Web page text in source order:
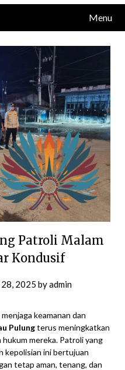
Menu
Patroli Malam
Kondusif
2025 byadmin
keamanan dan
Pulungterus meningkatkan
hukum mereka. Patroli yang
kepolisian ini bertujuan
tetap aman, tenang, dan